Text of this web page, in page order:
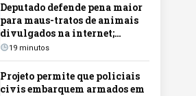
Deputado defende pena maior
para maus-tratos de animais
divulgados na internet;
assista à entrevista
19 minutos
Projeto permite que policiais
civis embarquem armados em